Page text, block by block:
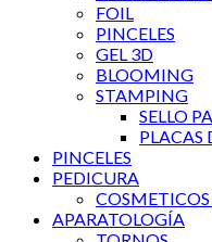
FOIL
PINCELES
GEL 3D
BLOOMING
STAMPING
SELLO
PLACAS
PINCELES
PEDICURA
APARATOLOGÍA